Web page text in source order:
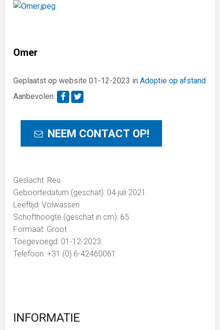
Omer
Geplaatst op website 01-12-2023 inAdoptie op afstand
Aanbevolen:
NEEM CONTACT OP!
Geslacht: Reu
Geboortedatum (geschat): 04 juli 2021
Leeftijd: Volwassen
Schofthoogte (geschat in cm): 65
Formaat: Groot
Toegevoegd: 01-12-2023
Telefoon: +31 (0) 6-42460061
INFORMATIE